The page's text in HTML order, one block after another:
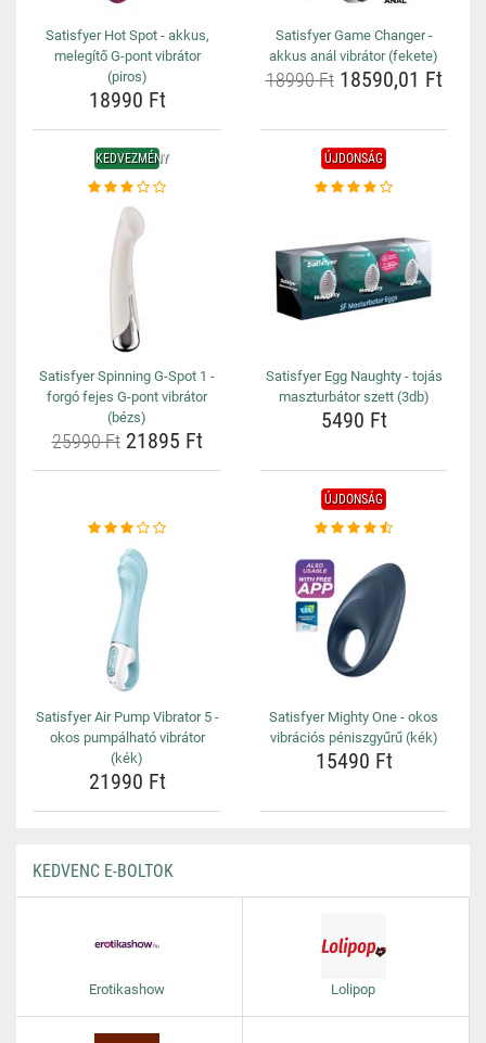
Satisfyer Hot Spot - akkus,
melegítő G-pont vibrátor
(piros)
18990 Ft
Satisfyer Game Changer -
akkus anál vibrátor (fekete)
18990 Ft18590,01 Ft
KEDVEZMÉNY
Satisfyer Spinning G-Spot 1 -
forgó fejes G-pont vibrátor
(bézs)
25990 Ft21895 Ft
ÚJDONSÁG
Satisfyer Egg Naughty - tojás
maszturbátor szett (3db)
5490 Ft
Satisfyer Air Pump Vibrator 5 -
okos pumpálható vibrátor
(kék)
21990 Ft
ÚJDONSÁG
Satisfyer Mighty One - okos
vibrációs péniszgyűrű (kék)
15490 Ft
KEDVENC E-BOLTOK
Erotikashow Lolipop